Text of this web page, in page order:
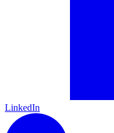
LinkedIn